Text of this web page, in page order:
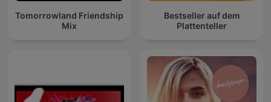
Tomorrowland Friendship
Mix
Bestseller auf dem
Plattenteller